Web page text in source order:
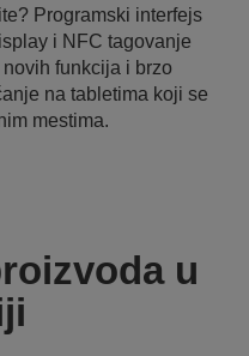
Programski interfejs
i NFC tagovanje
funkcija i brzo
na tabletima koji se
mestima.
u